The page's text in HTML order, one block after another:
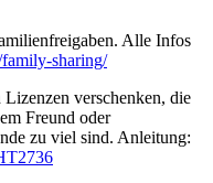
Alle Infos
sharing/
verschenken, die
Freund oder
zu viel sind. Anleitung: